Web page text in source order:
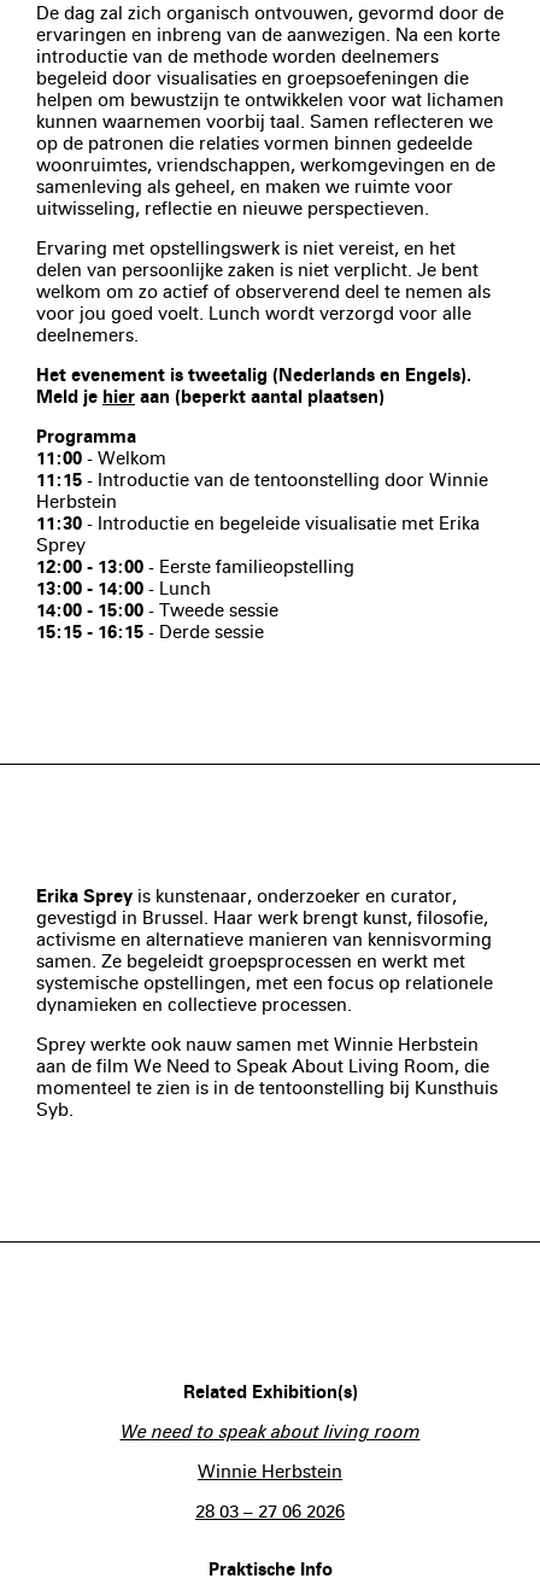
De dag zal zich organisch ontvouwen, gevormd door de
ervaringen en inbreng van de aanwezigen. Na een korte
introductie van de methode worden deelnemers
begeleid door visualisaties en groepsoefeningen die
helpen om bewustzijn te ontwikkelen voor wat lichamen
kunnen waarnemen voorbij taal. Samen reflecteren we
op de patronen die relaties vormen binnen gedeelde
woonruimtes, vriendschappen, werkomgevingen en de
samenleving als geheel, en maken we ruimte voor
uitwisseling, reflectie en nieuwe perspectieven.
Ervaring met opstellingswerk is niet vereist, en het
delen van persoonlijke zaken is niet verplicht. Je bent
welkom om zo actief of observerend deel te nemen als
voor jou goed voelt. Lunch wordt verzorgd voor alle
deelnemers.
Het evenement is tweetalig (Nederlands en Engels).
Meld je hier aan (beperkt aantal plaatsen)
Programma
11:00 - Welkom
11:15 - Introductie van de tentoonstelling door Winnie
Herbstein
11:30 - Introductie en begeleide visualisatie met Erika
Sprey
12:00 - 13:00 - Eerste familieopstelling
13:00 - 14:00 - Lunch
14:00 - 15:00 - Tweede sessie
15:15 - 16:15 - Derde sessie
Erika Sprey is kunstenaar, onderzoeker en curator,
gevestigd in Brussel. Haar werk brengt kunst, filosofie,
activisme en alternatieve manieren van kennisvorming
samen. Ze begeleidt groepsprocessen en werkt met
systemische opstellingen, met een focus op relationele
dynamieken en collectieve processen.
Sprey werkte ook nauw samen met Winnie Herbstein
aan de film We Need to Speak About Living Room, die
momenteel te zien is in de tentoonstelling bij Kunsthuis
Syb.
Related Exhibition(s)
We need to speak about living room
Winnie Herbstein
28 03 – 27 06 2026
Praktische Info